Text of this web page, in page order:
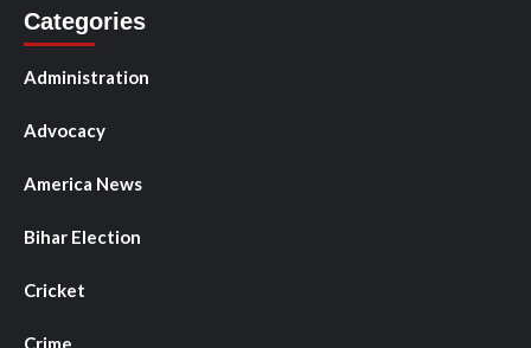
Categories
Administration
Advocacy
America News
Bihar Election
Cricket
Crime